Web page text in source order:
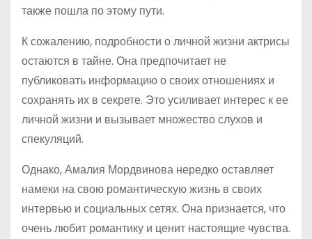
также пошла по этому пути.
К сожалению, подробности о личной жизни актрисы
остаются в тайне. Она предпочитает не
публиковать информацию о своих отношениях и
сохранять их в секрете. Это усиливает интерес к ее
личной жизни и вызывает множество слухов и
спекуляций.
Однако, Амалия Мордвинова нередко оставляет
намеки на свою романтическую жизнь в своих
интервью и социальных сетях. Она признается, что
очень любит романтику и ценит настоящие чувства.